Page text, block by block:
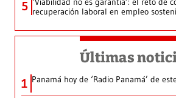
5 recuperación laboral en empleo
Últimas
1 Panamá hoy de ‘Radio Panamá’ de